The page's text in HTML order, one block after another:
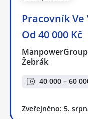
Pracovník
Od 40 000 Kč
Žebrák
40 000 – 60
Zveřejněno: 5.